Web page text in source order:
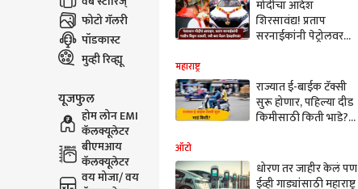
फोटो गॅलरी
पॉडकास्ट
मुव्ही रिव्ह्यू
यूजफुल
होम लोन EMI
कॅलक्यूलेटर
बीएमआय
कॅलक्यूलेटर
वय मोजा/ वय
मोदींचा आदेश
शिरसावंद्य! प्रताप
सरनाईकांनी पेट्रोलवरची
सिद्धिविनायकाच्या
दर्शनाला
महाराष्ट्र
राज्यात ई-बाईक टॅक्सी
सुरू होणार, पहिल्या दीड
किमीसाठी किती भाडे?
काय?
ऑटो
धोरण तर जाहीर केलं पण
ईव्ही गाड्यांसाठी महाराष्ट्र